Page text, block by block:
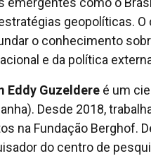
geopolíticas. O
o conhecimento
e da política
Eddy Guzeldere é um
Desde 2018,
na Fundação Berghof.
do centro de